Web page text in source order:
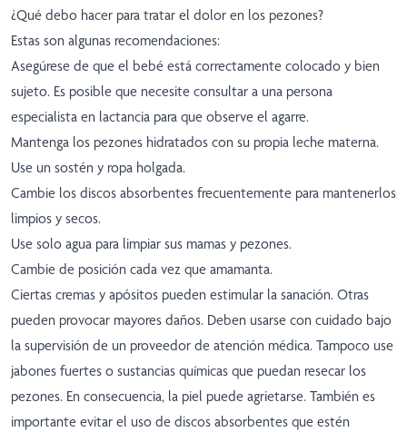
¿Qué debo hacer para tratar el dolor en los pezones?
Estas son algunas recomendaciones:
Asegúrese de que el bebé está correctamente colocado y bien
sujeto. Es posible que necesite consultar a una persona
especialista en lactancia para que observe el agarre.
Mantenga los pezones hidratados con su propia leche materna.
Use un sostén y ropa holgada.
Cambie los discos absorbentes frecuentemente para mantenerlos
limpios y secos.
Use solo agua para limpiar sus mamas y pezones.
Cambie de posición cada vez que amamanta.
Ciertas cremas y apósitos pueden estimular la sanación. Otras
pueden provocar mayores daños. Deben usarse con cuidado bajo
la supervisión de un proveedor de atención médica. Tampoco use
jabones fuertes o sustancias químicas que puedan resecar los
pezones. En consecuencia, la piel puede agrietarse. También es
importante evitar el uso de discos absorbentes que estén